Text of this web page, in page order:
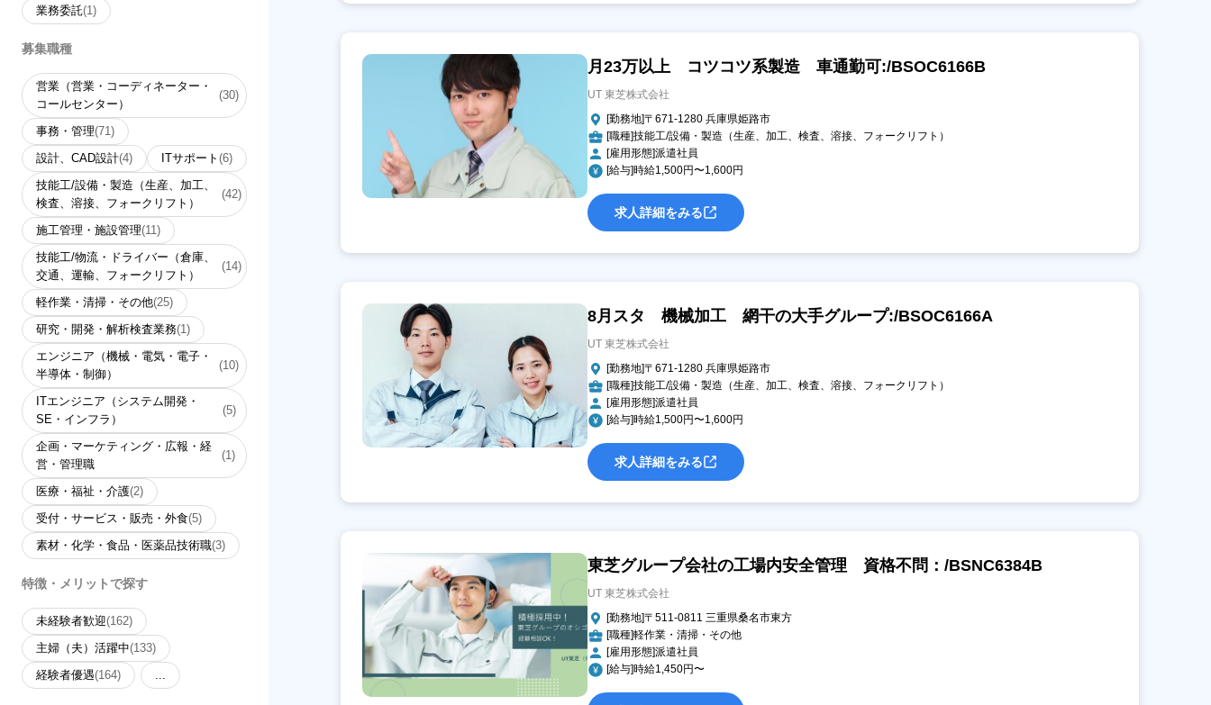
業務委託(1)
募集職種
営業（営業・コーディネーター・
コールセンター）
(30)
事務・管理(71)
設計、CAD設計(4) ITサポート (6)
技能工/設備・製造（生産、加工、
検査、溶接、フォークリフト）
(42)
施工管理・施設管理(11)
技能工/物流・ドライバー（倉庫、
交通、運輸、フォークリフト）
(14)
軽作業・清掃・その他(25)
研究・開発・解析検査業務(1)
エンジニア（機械・電気・電子・
半導体・制御）
(10)
ITエンジニア（システム開発・
SE・インフラ）
(5)
企画・マーケティング・広報・経
営・管理職
(1)
医療・福祉・介護(2)
受付・サービス・販売・外食(5)
素材・化学・食品・医薬品技術職(3)
特徴・メリットで探す
未経験者歓迎(162)
主婦（夫）活躍中(133)
経験者優遇(164) ...
月23万以上 コツコツ系製造 車通勤可:/BSOC6166B
UT 東芝株式会社
[勤務地]〒671-1280 兵庫県姫路市
[職種]技能工/設備・製造（生産、加工、検査、溶接、フォークリフト）
[雇用形態]派遣社員
[給与]時給1,500円〜1,600円
求人詳細をみる
8月スタ 機械加工 網干の大手グループ:/BSOC6166A
UT 東芝株式会社
[勤務地]〒671-1280 兵庫県姫路市
[職種]技能工/設備・製造（生産、加工、検査、溶接、フォークリフト）
[雇用形態]派遣社員
[給与]時給1,500円〜1,600円
求人詳細をみる
東芝グループ会社の工場内安全管理 資格不問：/BSNC6384B
UT 東芝株式会社
[勤務地]〒511-0811 三重県桑名市東方
[職種]軽作業・清掃・その他
[雇用形態]派遣社員
[給与]時給1,450円〜